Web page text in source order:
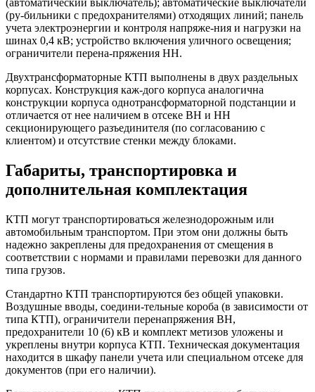
(ру-бильники с предохранителями) отходящих линий; панель
учета электроэнергии и контроля напряже-ния и нагрузки на
шинах 0,4 кВ; устройство включения уличного освещения;
ограничители перена-пряжения НН.
Двухтрансформаторные КТП выполнены в двух раздельных
корпусах. Конструкция каж-дого корпуса аналогична
конструкции корпуса однотрансформаторной подстанции и
отличается от нее наличием в отсеке ВН и НН
секционирующего разъединителя (по согласованию с
клиентом) и отсутствие стенки между блоками.
Габариты, транспортировка и
дополнительная комплектация
КТП могут транспортироваться железнодорожным или
автомобильным транспортом. При этом они должны быть
надежно закреплены для предохранения от смещения в
соответствии с нормами и правилами перевозки для данного
типа грузов.
Стандартно КТП транспортируются без общей упаковки.
Воздушные вводы, соедини-тельные короба (в зависимости от
типа КТП), ограничители перенапряжения ВН,
предохранители 10 (6) кВ и комплект метизов уложены и
укреплены внутри корпуса КТП. Техническая документация
находится в шкафу панели учета или специальном отсеке для
документов (при его наличии).